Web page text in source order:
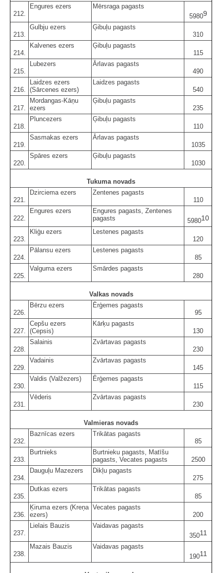
212.
Engures ezers
Mērsraga pagasts
59809
213.
Gulbju ezers
Ģibuļu pagasts
310
214.
Kalvenes ezers
Ģibuļu pagasts
115
215.
Lubezers
Ārlavas pagasts
490
216.
Laidzes ezers
(Sārcenes ezers)
Laidzes pagasts
540
217.
Mordangas-Kāņu
ezers
Ģibuļu pagasts
235
218.
Pluncezers
Ģibuļu pagasts
110
219.
Sasmakas ezers
Ārlavas pagasts
1035
220.
Spāres ezers
Ģibuļu pagasts
1030
Tukuma novads
221.
Dzirciema ezers
Zentenes pagasts
110
222.
Engures ezers
Engures pagasts, Zentenes
pagasts
598010
223.
Kliģu ezers
Lestenes pagasts
120
224.
Pālansu ezers
Lestenes pagasts
85
225.
Valguma ezers
Smārdes pagasts
280
Valkas novads
226.
Bērzu ezers
Ērģemes pagasts
95
227.
Cepšu ezers
(Cepsis)
Kārķu pagasts
130
228.
Salainis
Zvārtavas pagasts
230
229.
Vadainis
Zvārtavas pagasts
145
230.
Valdis (Valžezers)
Ērģemes pagasts
115
231.
Vēderis
Zvārtavas pagasts
230
Valmieras novads
232.
Baznīcas ezers
Trikātas pagasts
85
233.
Burtnieks
Burtnieku pagasts, Matīšu
pagasts, Vecates pagasts
2500
234.
Dauguļu Mazezers
Dikļu pagasts
275
235.
Dutkas ezers
Trikātas pagasts
85
236.
Ķiruma ezers (Kreņa
ezers)
Vecates pagasts
200
237.
Lielais Bauzis
Vaidavas pagasts
35011
238.
Mazais Bauzis
Vaidavas pagasts
19011